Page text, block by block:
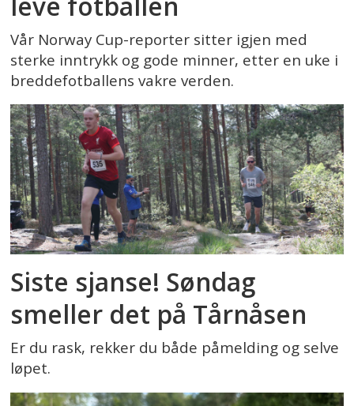
Vår Norway Cup-reporter sitter igjen med
sterke inntrykk og gode minner, etter en uke i
breddefotballens vakre verden.
Siste sjanse! Søndag
smeller det på Tårnåsen
Er du rask, rekker du både påmelding og selve
løpet.